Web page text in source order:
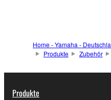
Home - Yamaha -
Produkte
Zubehör
Produkte